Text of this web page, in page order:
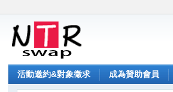
活動邀約&對象徵求 成為贊助會員